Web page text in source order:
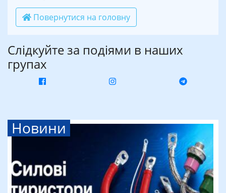
Повернутися на головну
Слідкуйте за подіями в наших
групах
Новини